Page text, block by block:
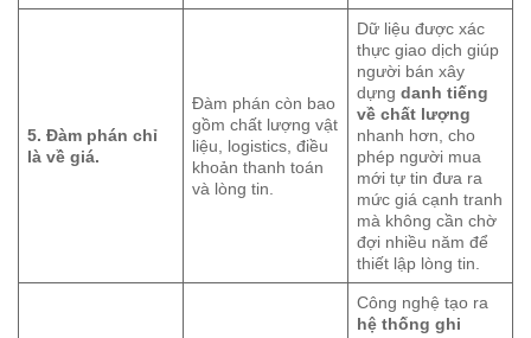
5. Đàm phán chỉ
là về giá.
Đàm phán còn bao
gồm chất lượng vật
liệu, logistics, điều
khoản thanh toán
và lòng tin.
Dữ liệu được xác
thực giao dịch giúp
người bán xây
dựngdanh tiếng
về chất lượng
nhanh hơn, cho
phép người mua
mới tự tin đưa ra
mức giá cạnh tranh
mà không cần chờ
đợi nhiều năm để
thiết lập lòng tin.
Công nghệ tạo ra
hệ thống ghi